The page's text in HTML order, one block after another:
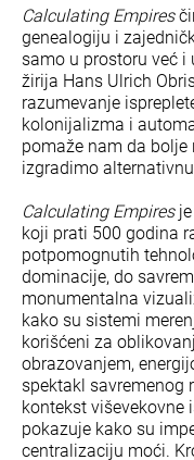
Calculating Empires
genealogiju i
samo u prostoru već i
žirija Hans Ulrich
razumevanje
kolonijalizma i
pomaže nam da
izgradimo
Calculating Empiresje
koji prati 500 godina
potpomognutih
dominacije, do
monumentalna
kako su sistemi
korišćeni za
obrazovanjem,
spektakl savremenog
kontekst viševekovne
pokazuje kako su
centralizaciju moći.